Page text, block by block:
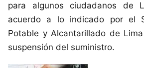
para algunos ciudadanos de
acuerdo a lo indicado por el
Potable y Alcantarillado de
suspensión del suministro.